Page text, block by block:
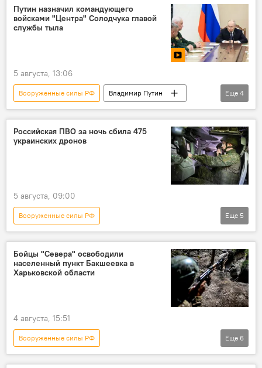
ЮВО
Путин назначил командующего
войсками "Центра" Солодчука главой
службы тыла
5 августа, 13:06
Вооруженные силы РФ
Владимир Путин
Новости
Минобороны России
СВО
Россия
Еще 4
Российская ПВО за ночь сбила 475
украинских дронов
5 августа, 09:00
Вооруженные силы РФ
Спецоперация России по защите Донбасса
Новости
Россия
Безопасность
Минобороны России
Еще 5
Бойцы "Севера" освободили
населенный пункт Бакшеевка в
Харьковской области
4 августа, 15:51
Вооруженные силы РФ
Спецоперация России по защите Донбасса
Еще 6